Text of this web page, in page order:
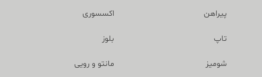
پیراهن
تاپ
شومیز
اکسسوری
بلوز
مانتو و رویی